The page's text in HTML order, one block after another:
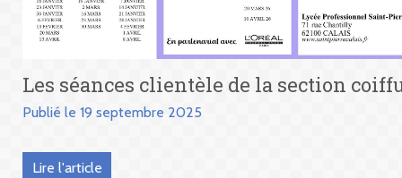
Les séances clientèle de la section
Publié le 19 septembre 2025
Lire l'article